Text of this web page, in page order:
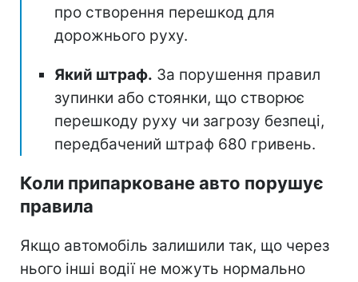
про створення перешкод для
дорожнього руху.
Який штраф. За порушення правил
зупинки або стоянки, що створює
перешкоду руху чи загрозу безпеці,
передбачений штраф 680 гривень.
Коли припарковане авто порушує
правила
Якщо автомобіль залишили так, що через
нього інші водії не можуть нормально